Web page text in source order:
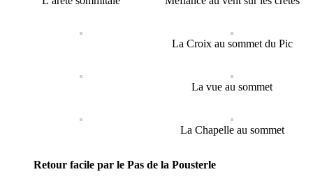
La Croix au sommet du Pic
La vue au sommet
La Chapelle au sommet
Retour facile par le Pas de la Pousterle